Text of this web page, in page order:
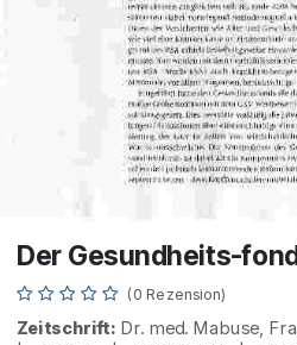
Der Gesundheits-
(0 Rezension)
Zeitschrift: Dr. med. Mabuse,